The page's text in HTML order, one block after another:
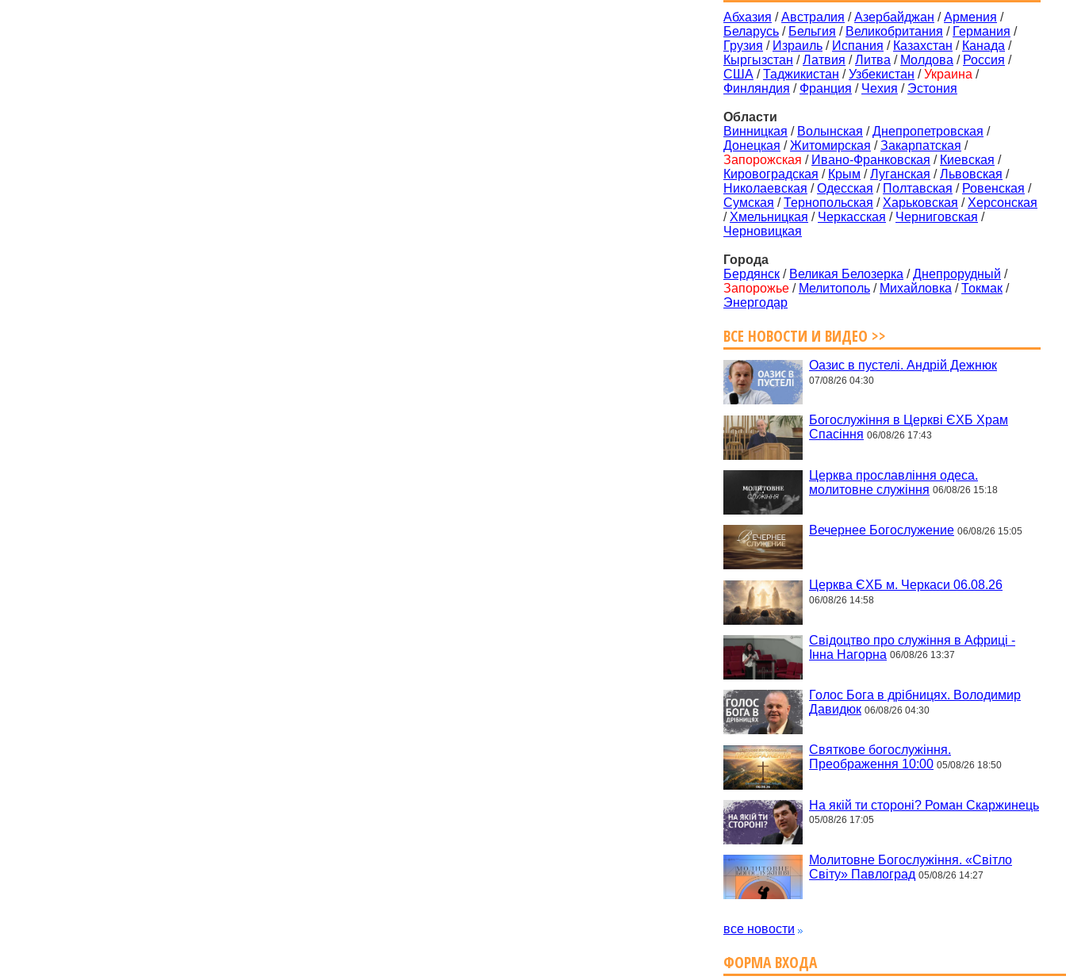
Абхазия /Австралия /Азербайджан /Армения /
Беларусь / Бельгия / Великобритания / Германия /
Грузия / Израиль / Испания / Казахстан / Канада /
Кыргызстан /Латвия /Литва / Молдова / Россия /
США /Таджикистан /Узбекистан /Украина /
Финляндия / Франция / Чехия / Эстония
Области
Винницкая / Волынская /Днепропетровская /
Донецкая /Житомирская /Закарпатская /
Запорожская / Ивано-Франковская / Киевская /
Кировоградская / Крым /Луганская /Львовская /
Николаевская /Одесская / Полтавская / Ровенская /
Сумская /Тернопольская / Харьковская / Херсонская
/ Хмельницкая / Черкасская / Черниговская /
Черновицкая
Города
Бердянск / Великая Белозерка /Днепрорудный /
Запорожье / Мелитополь / Михайловка /Токмак /
Энергодар
ВСЕ НОВОСТИ И ВИДЕО >>
Оазис в пустелі. Андрій Дежнюк
07/08/26 04:30
Богослужіння в Церкві ЄХБ Храм
Спасіння 06/08/26 17:43
Церква прославління одеса.
молитовне служіння 06/08/26 15:18
Вечернее Богослужение 06/08/26 15:05
Церква ЄХБ м. Черкаси 06.08.26
06/08/26 14:58
Свідоцтво про служіння в Африці -
Інна Нагорна 06/08/26 13:37
Голос Бога в дрібницях. Володимир
Давидюк 06/08/26 04:30
Святкове богослужіння.
Преображення 10:00 05/08/26 18:50
На якій ти стороні? Роман Скаржинець
05/08/26 17:05
Молитовне Богослужіння. «Світло
Світу» Павлоград 05/08/26 14:27
все новости
ФОРМА ВХОДА